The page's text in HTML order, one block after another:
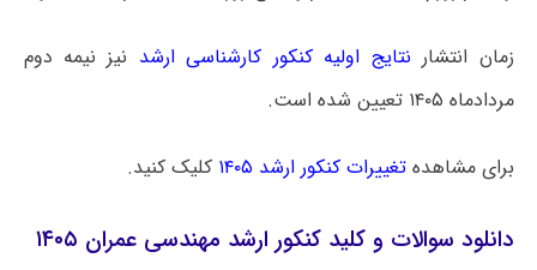
زمان انتشار نتایج اولیه کنکور کارشناسی ارشد نیز نیمه دوم
مردادماه ۱۴۰۵ تعیین شده است.
برای مشاهدهتغییرات کنکور ارشد ۱۴۰۵ کلیک کنید.
دانلود سوالات و کلید کنکور ارشد مهندسی عمران ۱۴۰۵